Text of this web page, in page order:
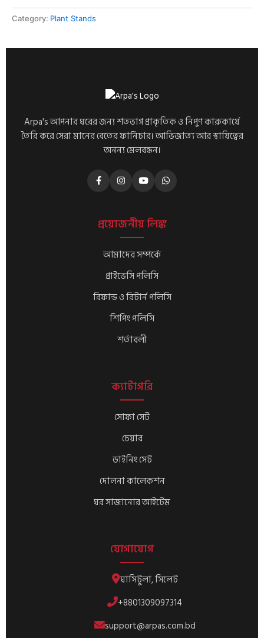
Category: Plant Stands
Arpa's আপনার ঘরের জন্য শতভাগ প্রাকৃতিক ও নিপুণ কারুকার্যে
তৈরি করে সেরা মানের বেতের ফার্নিচার। আভিজাত্য আর স্থায়িত্বের
অনন্য মেলবন্ধন।
প্রয়োজনীয় লিঙ্ক
আমাদের সম্পর্কে
প্রাইভেসি পলিসি
রিফান্ড ও রিটার্ন পলিসি
শিপিং পলিসি
শর্তাবলী
ক্যাটাগরি
সোফা সেট
চেয়ার
ডাইনিং সেট
দোলনা কালেকশন
ঘর সাজানোর আইটেম
যোগাযোগ
ঘাসিটুলা, সিলেট
+8801309097314
support@arpas.com.bd